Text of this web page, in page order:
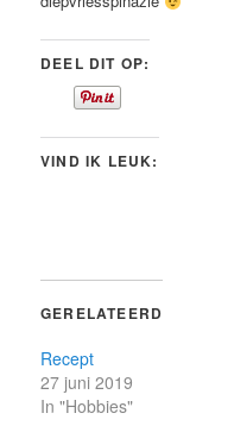
DEEL DIT OP:
VIND IK LEUK:
GERELATEERD
Recept
27 juni 2019
In "Hobbies"